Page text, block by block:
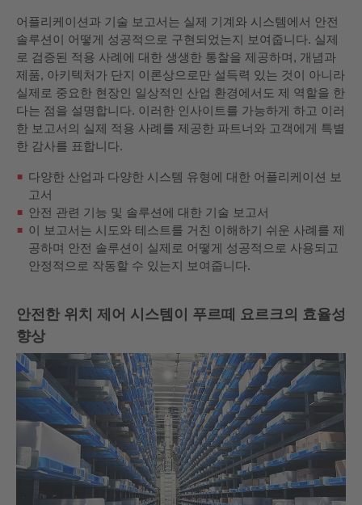
어플리케이션과 기술 보고서는 실제 기계와 시스템에서 안전
솔루션이 어떻게 성공적으로 구현되었는지 보여줍니다. 실제
로 검증된 적용 사례에 대한 생생한 통찰을 제공하며, 개념과
제품, 아키텍처가 단지 이론상으로만 설득력 있는 것이 아니라
실제로 중요한 현장인 일상적인 산업 환경에서도 제 역할을 한
다는 점을 설명합니다. 이러한 인사이트를 가능하게 하고 이러
한 보고서의 실제 적용 사례를 제공한 파트너와 고객에게 특별
한 감사를 표합니다.
다양한 산업과 다양한 시스템 유형에 대한 어플리케이션 보
고서
안전 관련 기능 및 솔루션에 대한 기술 보고서
이 보고서는 시도와 테스트를 거친 이해하기 쉬운 사례를 제
공하며 안전 솔루션이 실제로 어떻게 성공적으로 사용되고
안정적으로 작동할 수 있는지 보여줍니다.
안전한 위치 제어 시스템이 푸르떼 요르크의 효율성
향상